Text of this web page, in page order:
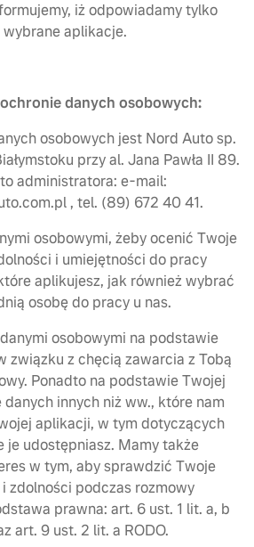
iż odpowiadamy tylko
wybrane aplikacje.
danych osobowych:
osobowych jest Nord Auto sp.
przy al. Jana Pawła II 89.
administratora: e-mail:
, tel. (89) 672 40 41.
osobowymi, żeby ocenić Twoje
i umiejętności do pracy
aplikujesz, jak również wybrać
osobę do pracy u nas.
danymi osobowymi na podstawie
związku z chęcią zawarcia z Tobą
Ponadto na podstawie Twojej
danych innych niż ww., które nam
aplikacji, w tym dotyczących
je udostępniasz. Mamy także
w tym, aby sprawdzić Twoje
zdolności podczas rozmowy
prawna: art. 6 ust. 1 lit. a, b
art. 9 ust. 2 lit. a RODO.